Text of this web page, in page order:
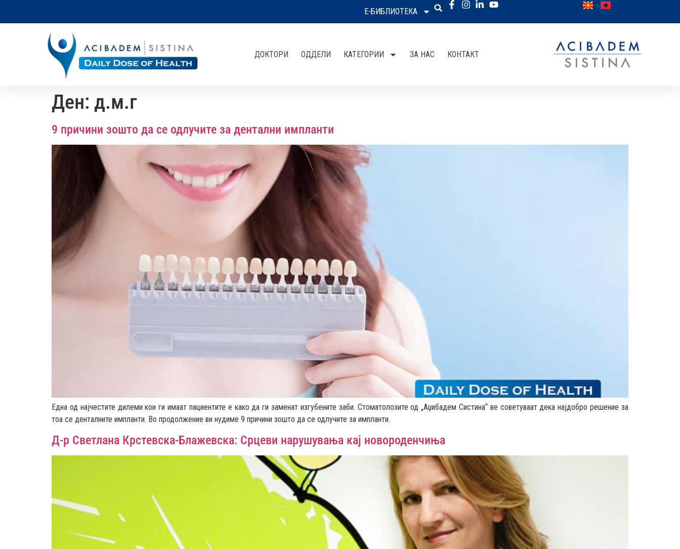
Е-БИБЛИОТЕКА
ДОКТОРИ ОДДЕЛИ КАТЕГОРИИ ЗА НАС КОНТАКТ
Ден: д.м.г
9 причини зошто да се одлучите за дентални импланти
Eдна од најчестите дилеми кои ги имаат пациентите е како да ги заменат изгубените заби. Стоматолозите од „Аџибадем Систина“ ве советуваат дека најдобро решение за
тоа се денталните импланти. Во продолжение ви нудиме 9 причини зошто да се одлучите за импланти.
Д-р Светлана Крстевска-Блажевска: Срцеви нарушувања кај новороденчиња